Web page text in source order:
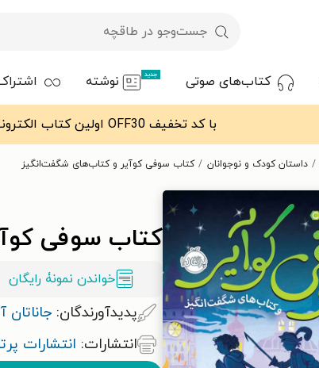
کتاب‌های صوتی جدید نوشته
با کد تخفیف OFF30 اولین کتاب الکترونیکی یا صوتی‌ات را با ۳۰٪ تخفیف از طاقچه دریافت کن.
داستان کودک و نوجوانان کتاب سوفی کوآیر و کتاب‌های شگفت‌انگیز
کتاب سوفی
خواندن نمونۀ رایگان
پدیدآورندگان: جاناتان
انتشارات: انتشارات